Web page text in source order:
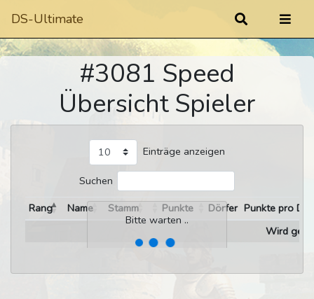
DS-Ultimate
#3081 Speed
Übersicht Spieler
Einträge anzeigen
Suchen
Bitte warten ..
Rang Name Stamm Punkte Dörfer Punkte pro
Wird